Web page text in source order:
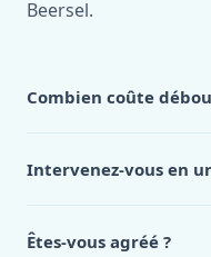
Beersel.
Combien coûte
appelez le 0472 53 24
Intervenez-vous en
Êtes-vous agréé ?